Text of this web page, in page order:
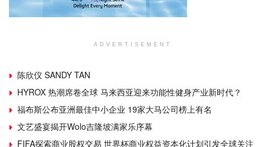
ADVERTISEMENT
陈欣仪 SANDY TAN
HYROX 热潮席卷全球 马来西亚迎来功能性健身产业新时代？
福布斯公布亚洲最佳中小企业 19家大马公司榜上有名
文艺盛宴揭开Wolo吉隆坡满家乐序幕
FIFA探索商业股权交易 世界杯商业权益资本化计划引发全球关注